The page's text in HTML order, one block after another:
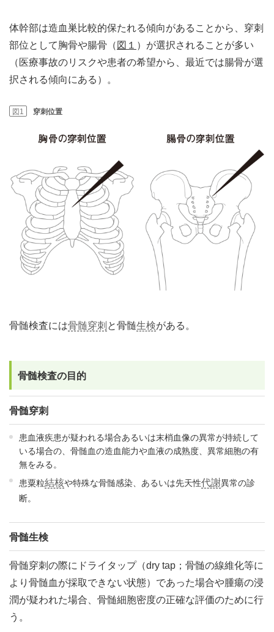
体幹部は造血巣比較的保たれる傾向があることから、穿刺
部位として胸骨や腸骨（ 図１ ）が選択されることが多い
（医療事故のリスクや患者の希望から、最近では腸骨が選
択される傾向にある）。
図1 穿刺位置
骨髄検査には骨髄穿刺 と骨髄生検がある。
骨髄検査の目的
骨髄穿刺
患血液疾患が疑われる場合あるいは末梢血像の異常が持続して
いる場合の、骨髄血の造血能力や血液の成熟度、異常細胞の有
無をみる。
患粟粒結核や特殊な骨髄感染、あるいは先天性代謝異常の診
断。
骨髄生検
骨髄穿刺の際にドライタップ（dry tap；骨髄の線維化等に
より骨髄血が採取できない状態）であった場合や腫瘍の浸
潤が疑われた場合、骨髄細胞密度の正確な評価のために行
う。